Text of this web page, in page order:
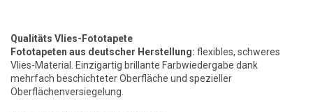
Qualitäts Vlies-Fototapete
Fototapeten aus deutscher Herstellung: flexibles, schweres
Vlies-Material. Einzigartig brillante Farbwiedergabe dank
mehrfach beschichteter Oberfläche und spezieller
Oberflächenversiegelung.